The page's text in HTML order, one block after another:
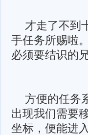
才走了不到
手任务所赐啦
必须要结识的
方便的任务
出现我们需要
坐标，便能进